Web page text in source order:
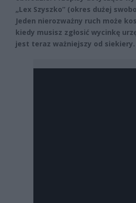
„Lex Szyszko” (okres dużej
Jeden nierozważny ruch może
kiedy musisz zgłosić wycinkę
jest teraz ważniejszy od siekiery.